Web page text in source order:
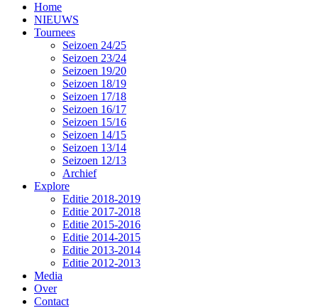
Home
NIEUWS
Tournees
Seizoen 24/25
Seizoen 23/24
Seizoen 19/20
Seizoen 18/19
Seizoen 17/18
Seizoen 16/17
Seizoen 15/16
Seizoen 14/15
Seizoen 13/14
Seizoen 12/13
Archief
Explore
Editie 2018-2019
Editie 2017-2018
Editie 2015-2016
Editie 2014-2015
Editie 2013-2014
Editie 2012-2013
Media
Over
Contact